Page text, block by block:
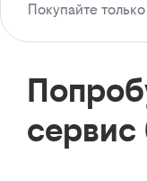
Покупайте
сервис